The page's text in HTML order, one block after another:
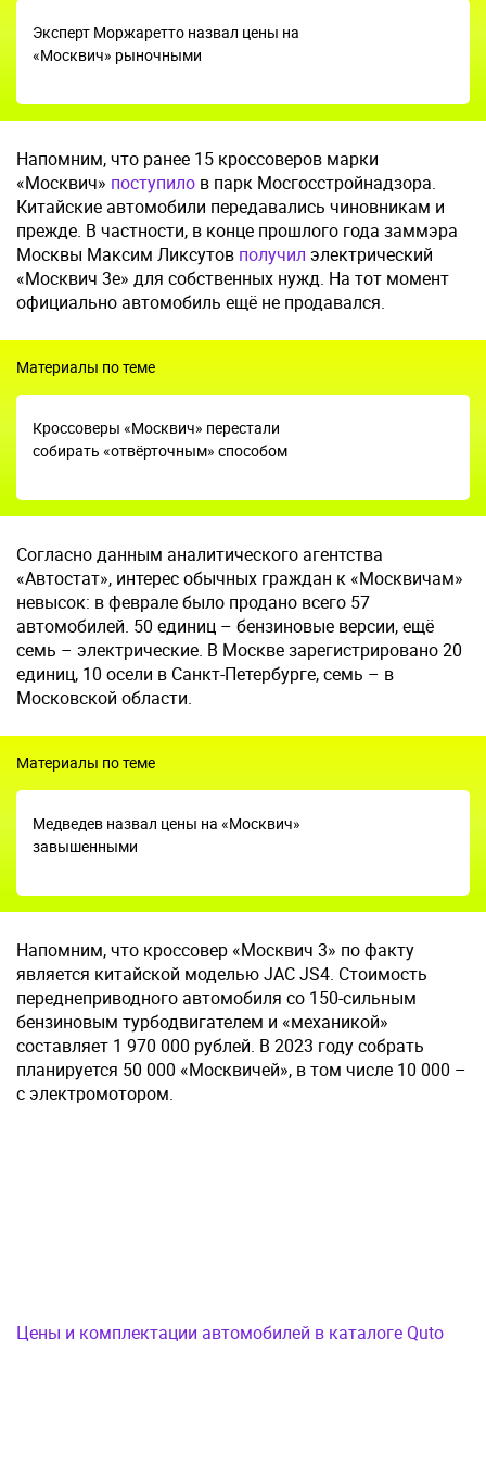
Эксперт Моржаретто назвал цены на
«Москвич» рыночными
Напомним, что ранее 15 кроссоверов марки
«Москвич» поступило в парк Мосгосстройнадзора.
Китайские автомобили передавались чиновникам и
прежде. В частности, в конце прошлого года заммэра
Москвы Максим Ликсутов получил электрический
«Москвич 3е» для собственных нужд. На тот момент
официально автомобиль ещё не продавался.
Материалы по теме
Кроссоверы «Москвич» перестали
собирать «отвёрточным» способом
Согласно данным аналитического агентства
«Автостат», интерес обычных граждан к «Москвичам»
невысок: в феврале было продано всего 57
автомобилей. 50 единиц – бензиновые версии, ещё
семь – электрические. В Москве зарегистрировано 20
единиц, 10 осели в Санкт-Петербурге, семь – в
Московской области.
Материалы по теме
Медведев назвал цены на «Москвич»
завышенными
Напомним, что кроссовер «Москвич 3» по факту
является китайской моделью JAC JS4. Стоимость
переднеприводного автомобиля со 150-сильным
бензиновым турбодвигателем и «механикой»
составляет 1 970 000 рублей. В 2023 году собрать
планируется 50 000 «Москвичей», в том числе 10 000 –
с электромотором.
Цены и комплектации автомобилей в каталоге Quto